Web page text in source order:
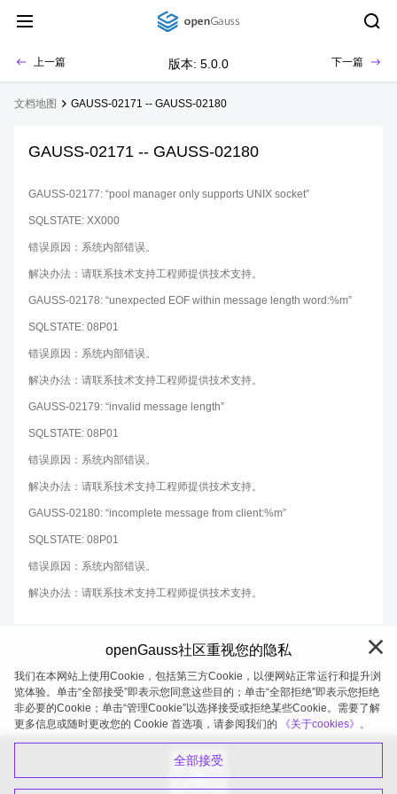
上一篇 版本: 5.0.0 下一篇
文档地图 GAUSS-02171 -- GAUSS-02180
GAUSS-02171 -- GAUSS-02180
GAUSS-02177: “pool manager only supports UNIX socket”
SQLSTATE: XX000
错误原因：系统内部错误。
解决办法：请联系技术支持工程师提供技术支持。
GAUSS-02178: “unexpected EOF within message length word:%m”
SQLSTATE: 08P01
错误原因：系统内部错误。
解决办法：请联系技术支持工程师提供技术支持。
GAUSS-02179: “invalid message length”
SQLSTATE: 08P01
错误原因：系统内部错误。
解决办法：请联系技术支持工程师提供技术支持。
GAUSS-02180: “incomplete message from client:%m”
SQLSTATE: 08P01
错误原因：系统内部错误。
解决办法：请联系技术支持工程师提供技术支持。
openGauss 2026-08-08 20:27:21
openGauss社区重视您的隐私
我们在本网站上使用Cookie，包括第三方Cookie，以便网站正常运行和提升浏
览体验。单击“全部接受”即表示您同意这些目的；单击“全部拒绝”即表示您拒绝
非必要的Cookie；单击“管理Cookie”以选择接受或拒绝某些Cookie。需要了解
更多信息或随时更改您的 Cookie 首选项，请参阅我们的
《关于cookies》。
全部接受